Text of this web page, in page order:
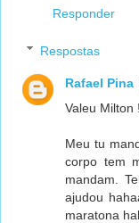
Responder
Respostas
Rafael Pina
Valeu Milton
Meu tu
corpo tem
mandam.
ajudou
maratona